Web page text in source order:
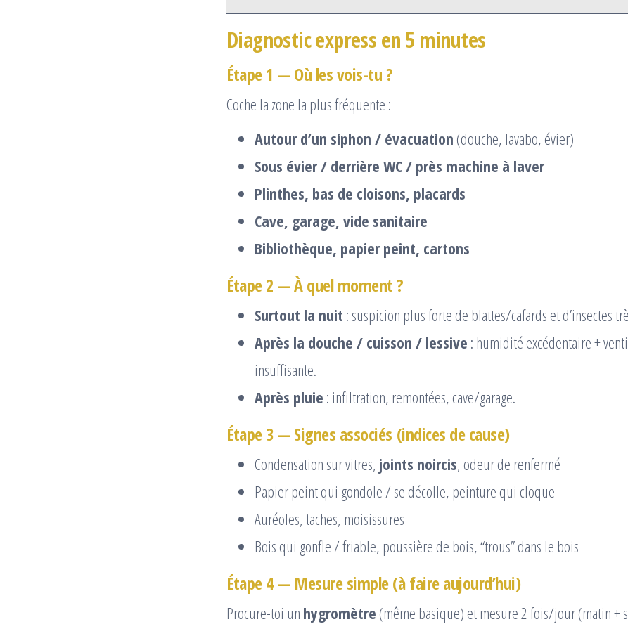
Diagnostic express en 5 minutes
Étape 1 — Où les vois-tu ?
Coche la zone la plus fréquente :
Autour d’un siphon / évacuation (douche, lavabo, évier)
Sous évier / derrière WC / près machine à laver
Plinthes, bas de cloisons, placards
Cave, garage, vide sanitaire
Bibliothèque, papier peint, cartons
Étape 2 — À quel moment ?
Surtout la nuit : suspicion plus forte de blattes/cafards et d’insectes
Après la douche / cuisson / lessive : humidité excédentaire +
insuffisante.
Après pluie : infiltration, remontées, cave/garage.
Étape 3 — Signes associés (indices de cause)
Condensation sur vitres, joints noircis, odeur de renfermé
Papier peint qui gondole / se décolle, peinture qui cloque
Auréoles, taches, moisissures
Bois qui gonfle / friable, poussière de bois, “trous” dans le bois
Étape 4 — Mesure simple (à faire aujourd’hui)
Procure-toi un hygromètre (même basique) et mesure 2 fois/jour (matin +